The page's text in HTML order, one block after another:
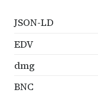
JSON-LD
EDV
dmg
BNC